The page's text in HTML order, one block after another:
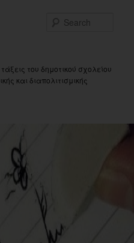
του δημοτικού σχολείου
και διαπολιτισμικής